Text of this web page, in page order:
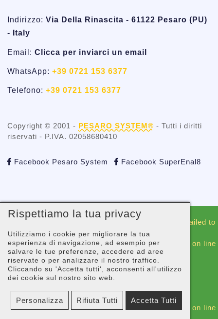
Rispettiamo la tua privacy
Utilizziamo i cookie per migliorare la tua
esperienza di navigazione, ad esempio per
salvare le tue preferenze, accedere ad aree
riservate o per analizzare il nostro traffico.
Cliccando su 'Accetta tutti', acconsenti all'utilizzo
dei cookie sul nostro sito web.
Personalizza Rifiuta Tutti Accetta Tutti
Indirizzo: Via Della Rinascita - 61122 Pesaro (PU)
- Italy
Email: Clicca per inviarci un email
WhatsApp: +39 0721 153 6377
Telefono: +39 0721 153 6377
Copyright © 2001 - PESARO SYSTEM® - Tutti i diritti
riservati - P.IVA. 02058680410
Facebook Pesaro System Facebook SuperEnal8
Warning
: include(./whatsapp/whatsappblock.php): Failed to
open stream: No such file or directory in
/gopanel/sites/superenal8.com/_footer-script.php
on line
44
Warning: include(): Failed opening
(include_path='.:/usr/share/php') in
/gopanel/sites/superenal8.com/_footer-script.php
on line